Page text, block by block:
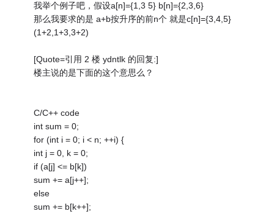
我举个例子吧，假设a[n]={1,3 5} b[n]={2,3,6}
那么我要求的是 a+b按升序的前n个 就是c[n]={3,4,5}
(1+2,1+3,3+2)
[Quote=引用 2 楼 ydntlk 的回复:]
楼主说的是下面的这个意思么？
C/C++ code
int sum = 0;
for (int i = 0; i < n; ++i) {
int j = 0, k = 0;
if (a[j] <= b[k])
sum += a[j++];
else
sum += b[k++];